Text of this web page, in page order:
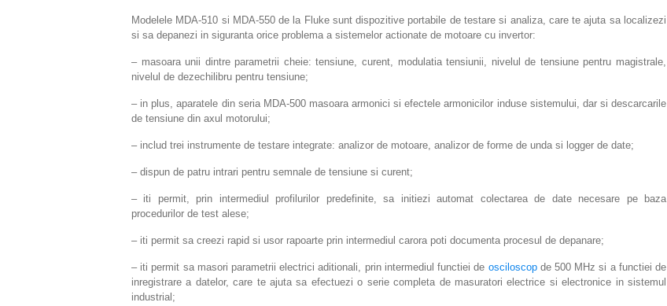
Modelele MDA-510 si MDA-550 de la Fluke sunt dispozitive portabile de testare si analiza, care te ajuta sa localizezi
si sa depanezi in siguranta orice problema a sistemelor actionate de motoare cu invertor:
– masoara unii dintre parametrii cheie: tensiune, curent, modulatia tensiunii, nivelul de tensiune pentru magistrale,
nivelul de dezechilibru pentru tensiune;
– in plus, aparatele din seria MDA-500 masoara armonici si efectele armonicilor induse sistemului, dar si descarcarile
de tensiune din axul motorului;
– includ trei instrumente de testare integrate: analizor de motoare, analizor de forme de unda si logger de date;
– dispun de patru intrari pentru semnale de tensiune si curent;
– iti permit, prin intermediul profilurilor predefinite, sa initiezi automat colectarea de date necesare pe baza
procedurilor de test alese;
– iti permit sa creezi rapid si usor rapoarte prin intermediul carora poti documenta procesul de depanare;
– iti permit sa masori parametrii electrici aditionali, prin intermediul functiei de osciloscopde 500 MHz si a functiei de
inregistrare a datelor, care te ajuta sa efectuezi o serie completa de masuratori electrice si electronice in sistemul
industrial;